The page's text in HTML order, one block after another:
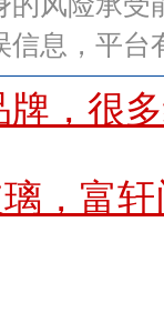
息，平台
牌，很
，富